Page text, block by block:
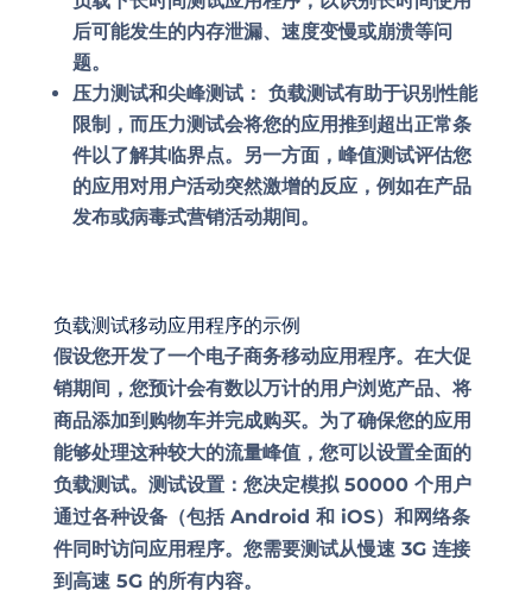
后可能发生的内存泄漏、速度变慢或崩溃等问
题。
压力测试和尖峰测试： 负载测试有助于识别性能
限制，而压力测试会将您的应用推到超出正常条
件以了解其临界点。另一方面，峰值测试评估您
的应用对用户活动突然激增的反应，例如在产品
发布或病毒式营销活动期间。
负载测试移动应用程序的示例
假设您开发了一个电子商务移动应用程序。在大促
销期间，您预计会有数以万计的用户浏览产品、将
商品添加到购物车并完成购买。为了确保您的应用
能够处理这种较大的流量峰值，您可以设置全面的
负载测试。测试设置：您决定模拟 50000 个用户
通过各种设备（包括 Android 和 iOS）和网络条
件同时访问应用程序。您需要测试从慢速 3G 连接
到高速 5G 的所有内容。